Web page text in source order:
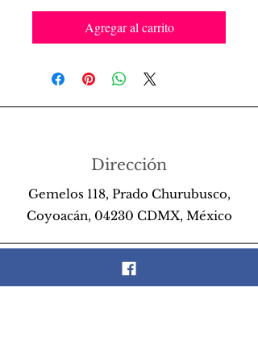
Agregar al carrito
Dirección
Gemelos 118, Prado Churubusco,
Coyoacán, 04230 CDMX, México